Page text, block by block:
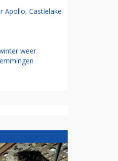
Apollo, Castlelake
weer